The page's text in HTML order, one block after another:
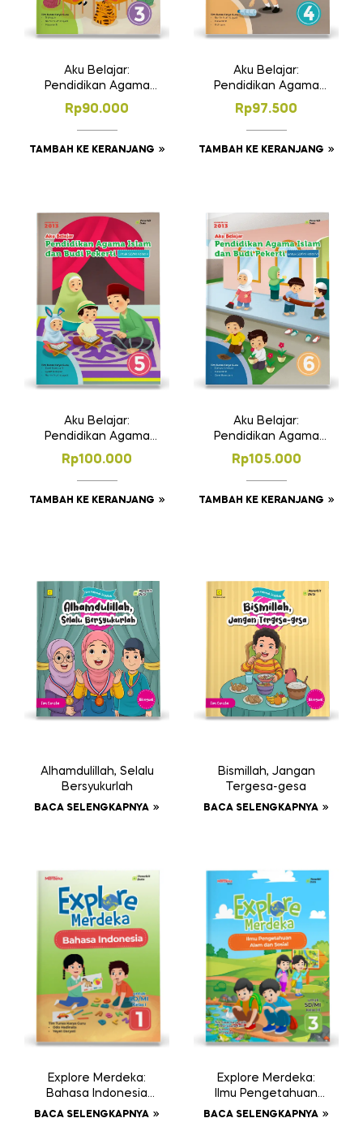
Aku Belajar:
Pendidikan Agama
Islam dan Budi
Pekerti SD Kelas 3
Rp90.000
TAMBAH KE KERANJANG
Aku Belajar:
Pendidikan Agama
Islam dan Budi
Pekerti SD Kelas 4
Rp97.500
TAMBAH KE KERANJANG
Aku Belajar:
Pendidikan Agama
Islam dan Budi
Pekerti SD Kelas 5
Rp100.000
TAMBAH KE KERANJANG
Aku Belajar:
Pendidikan Agama
Islam dan Budi
Pekerti SD Kelas 6
Rp105.000
TAMBAH KE KERANJANG
Alhamdulillah, Selalu
Bersyukurlah
BACA SELENGKAPNYA
Bismillah, Jangan
Tergesa-gesa
BACA SELENGKAPNYA
Explore Merdeka:
Bahasa Indonesia
SD/MI Kelas I
BACA SELENGKAPNYA
Explore Merdeka:
Ilmu Pengetahuan
Alam dan Sosial
BACA SELENGKAPNYA